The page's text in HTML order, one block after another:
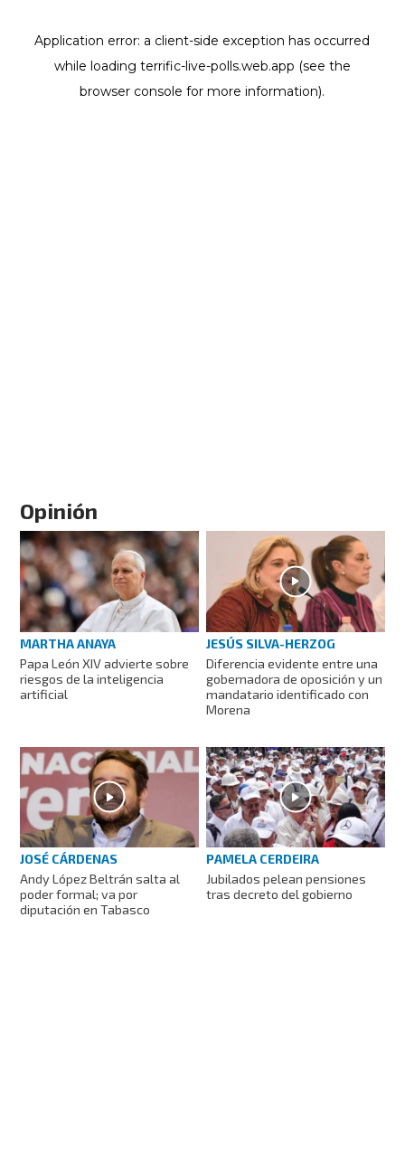
Opinión
MARTHA ANAYA
Papa León XIV advierte sobre
riesgos de la inteligencia
artificial
JESÚS SILVA-HERZOG
Diferencia evidente entre una
gobernadora de oposición y un
mandatario identificado con
Morena
JOSÉ CÁRDENAS
Andy López Beltrán salta al
poder formal; va por
diputación en Tabasco
PAMELA CERDEIRA
Jubilados pelean pensiones
tras decreto del gobierno